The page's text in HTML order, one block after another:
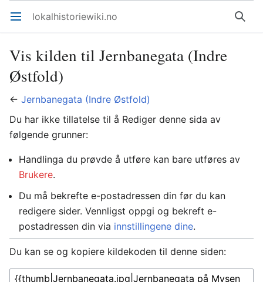
Åpne hovedmenyen lokalhistoriewiki.no Søk
Vis kilden til Jernbanegata (Indre
Østfold)
← Jernbanegata (Indre Østfold)
Du har ikke tillatelse til å Rediger denne sida av
følgende grunner:
Handlinga du prøvde å utføre kan bare utføres av
Brukere.
Du må bekrefte e-postadressen din før du kan
redigere sider. Vennligst oppgi og bekreft e-
postadressen din via innstillingene dine.
Du kan se og kopiere kildekoden til denne siden: